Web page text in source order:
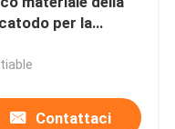
per la
Contattaci